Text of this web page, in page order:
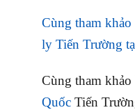
Cùng tham khảo
ly Tiến Trường
Cùng tham khảo
Quốc Tiến